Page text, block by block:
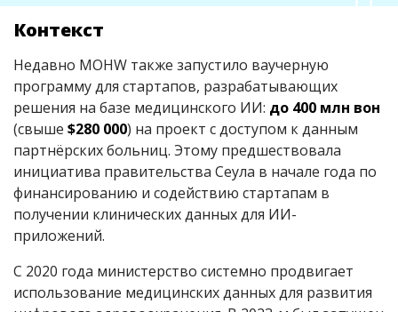
Контекст
Недавно MOHW также запустило ваучерную
программу для стартапов, разрабатывающих
решения на базе медицинского ИИ: до 400 млн вон
(свыше $280 000) на проект с доступом к данным
партнёрских больниц. Этому предшествовала
инициатива правительства Сеула в начале года по
финансированию и содействию стартапам в
получении клинических данных для ИИ-
приложений.
С 2020 года министерство системно продвигает
использование медицинских данных для развития